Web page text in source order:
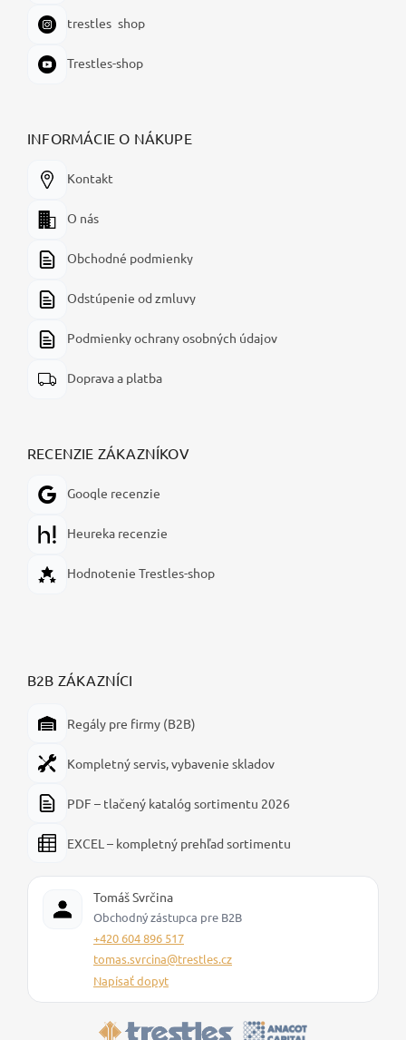
trestles_shop
Trestles-shop
INFORMÁCIE O NÁKUPE
Kontakt
O nás
Obchodné podmienky
Odstúpenie od zmluvy
Podmienky ochrany osobných údajov
Doprava a platba
RECENZIE ZÁKAZNÍKOV
Google recenzie
Heureka recenzie
Hodnotenie Trestles-shop
B2B ZÁKAZNÍCI
Regály pre firmy (B2B)
Kompletný servis, vybavenie skladov
PDF – tlačený katalóg sortimentu 2026
EXCEL – kompletný prehľad sortimentu
Tomáš Svrčina
Obchodný zástupca pre B2B
+420 604 896 517
tomas.svrcina@trestles.cz
Napísať dopyt